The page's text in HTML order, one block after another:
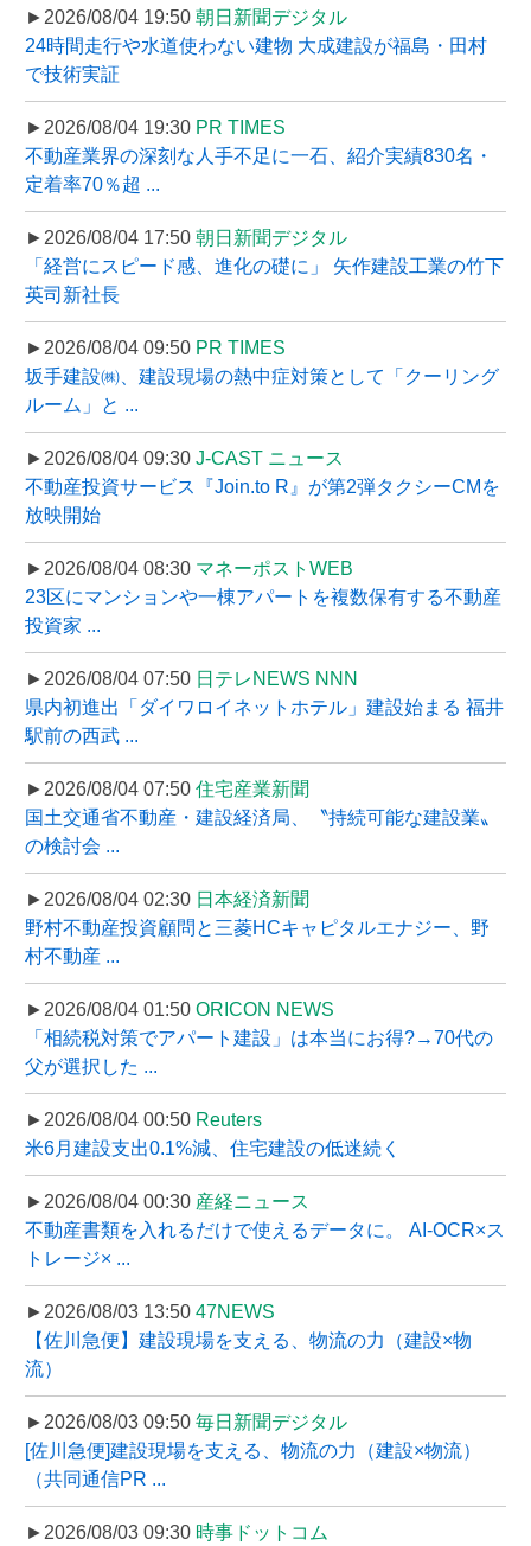
►2026/08/04 19:50 朝日新聞デジタル
24時間走行や水道使わない建物 大成建設が福島・田村
で技術実証
►2026/08/04 19:30 PR TIMES
不動産業界の深刻な人手不足に一石、紹介実績830名・
定着率70％超 ...
►2026/08/04 17:50 朝日新聞デジタル
「経営にスピード感、進化の礎に」 矢作建設工業の竹下
英司新社長
►2026/08/04 09:50 PR TIMES
坂手建設㈱、建設現場の熱中症対策として「クーリング
ルーム」と ...
►2026/08/04 09:30 J-CAST ニュース
不動産投資サービス『Join.to R』が第2弾タクシーCMを
放映開始
►2026/08/04 08:30 マネーポストWEB
23区にマンションや一棟アパートを複数保有する不動産
投資家 ...
►2026/08/04 07:50 日テレNEWS NNN
県内初進出「ダイワロイネットホテル」建設始まる 福井
駅前の西武 ...
►2026/08/04 07:50 住宅産業新聞
国土交通省不動産・建設経済局、〝持続可能な建設業〟
の検討会 ...
►2026/08/04 02:30 日本経済新聞
野村不動産投資顧問と三菱HCキャピタルエナジー、野
村不動産 ...
►2026/08/04 01:50 ORICON NEWS
「相続税対策でアパート建設」は本当にお得?→70代の
父が選択した ...
►2026/08/04 00:50 Reuters
米6月建設支出0.1%減、住宅建設の低迷続く
►2026/08/04 00:30 産経ニュース
不動産書類を入れるだけで使えるデータに。 AI-OCR×ス
トレージ× ...
►2026/08/03 13:50 47NEWS
【佐川急便】建設現場を支える、物流の力（建設×物
流）
►2026/08/03 09:50 毎日新聞デジタル
[佐川急便]建設現場を支える、物流の力（建設×物流）
（共同通信PR ...
►2026/08/03 09:30 時事ドットコム